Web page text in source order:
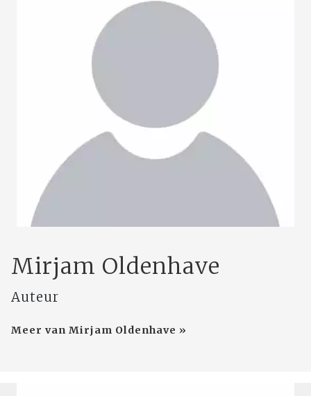
Mirjam Oldenhave
Auteur
Meer van Mirjam Oldenhave »